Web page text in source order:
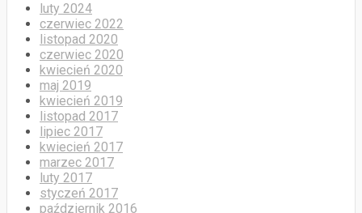
luty 2024
czerwiec 2022
listopad 2020
czerwiec 2020
kwiecień 2020
maj 2019
kwiecień 2019
listopad 2017
lipiec 2017
kwiecień 2017
marzec 2017
luty 2017
styczeń 2017
październik 2016